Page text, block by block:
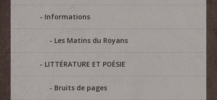
Informations
Les Matins du Royans
LITTÉRATURE ET POÉSIE
Bruits de pages